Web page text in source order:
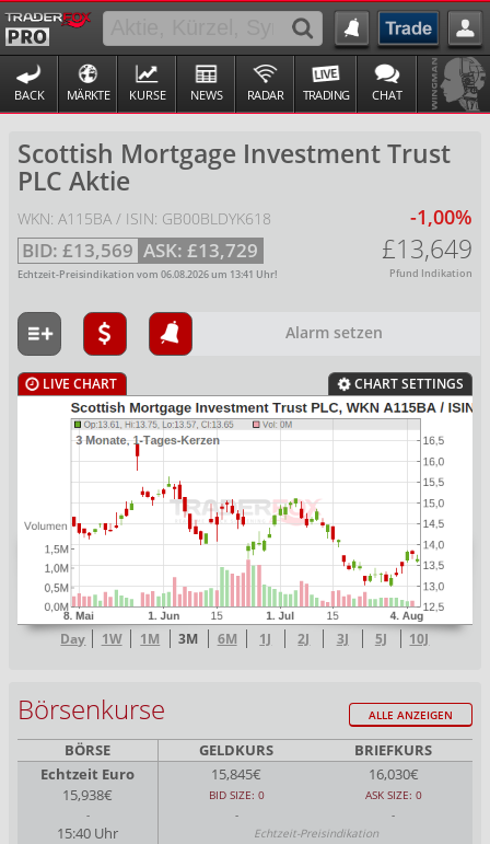
BACK MÄRKTE KURSE NEWS RADAR TRADING CHAT
Scottish Mortgage Investment Trust
PLC Aktie
WKN: A115BA / ISIN: GB00BLDYK618
BID:£13,569 ASK:£13,729
Echtzeit-Preisindikation vom 06.08.2026um 13:41 Uhr!
-1,00%
£13,649
Pfund Indikation
Alarm setzen
LIVE CHART CHART SETTINGS
Day 1W 1M 3M 6M 1J 2J 3J 5J 10J
Börsenkurse ALLE ANZEIGEN
BÖRSE GELDKURS
BRIEFKURS
Echtzeit Euro
15,845€
16,030€
15,938€
BID SIZE: 0
ASK SIZE: 0
-
- -
15:40 Uhr Echtzeit-Preisindikation